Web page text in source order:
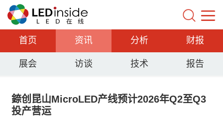
首页 资讯 分析 财报
展会 访谈 技术 报告
錼创昆山MicroLED产线预计2026年Q2至Q3
投产营运